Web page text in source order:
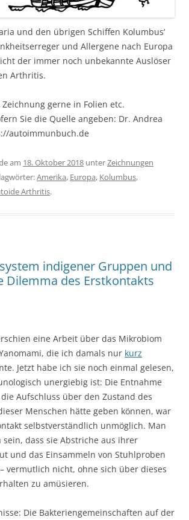
und den übrigen Schiffen Kolumbus‘
und Allergene nach Europa
der immer noch unbekannte Auslöser
Arthritis.
gerne in Folien etc.
Sie die Quelle angeben: Dr. Andrea
autoimmunbuch.de
am 18. Oktober 2018 unterZeichnungen
Amerika, Europa, Kolumbus,
Arthritis.
indigener Gruppen und
Dilemma des Erstkontakts
eine Arbeit über das Mikrobiom
die ich damals nur kurz
Jetzt habe ich sie noch einmal gelesen,
unergiebig ist: Die Entnahme
Aufschluss über den Zustand des
Menschen hätte geben können, war
selbstverständlich unmöglich. Man
sein, dass sie Abstriche aus ihrer
und das Einsammeln von Stuhlproben
vermutlich nicht, ohne sich über dieses
zu amüsieren.
Die Bakteriengemeinschaften auf der